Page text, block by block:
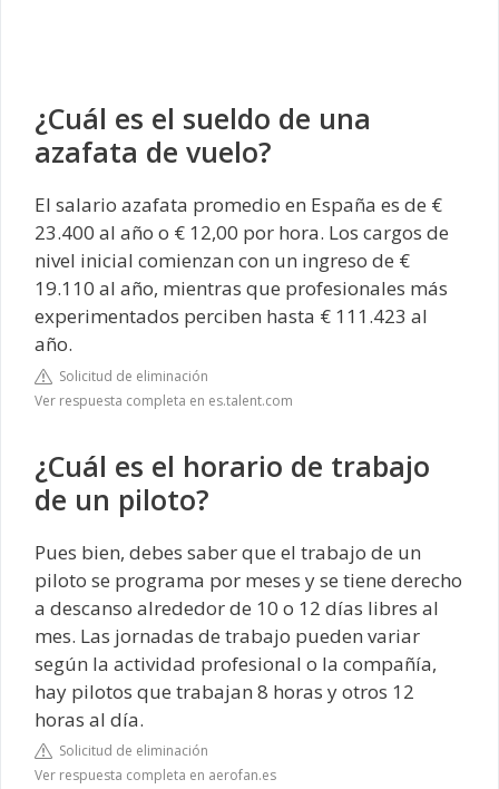
¿Cuál es el sueldo de una
azafata de vuelo?
El salario azafata promedio en España es de €
23.400 al año o € 12,00 por hora. Los cargos de
nivel inicial comienzan con un ingreso de €
19.110 al año, mientras que profesionales más
experimentados perciben hasta € 111.423 al
año.
Solicitud de eliminación
Ver respuesta completa en es.talent.com
¿Cuál es el horario de trabajo
de un piloto?
Pues bien, debes saber que el trabajo de un
piloto se programa por meses y se tiene derecho
a descanso alrededor de 10 o 12 días libres al
mes. Las jornadas de trabajo pueden variar
según la actividad profesional o la compañía,
hay pilotos que trabajan 8 horas y otros 12
horas al día.
Solicitud de eliminación
Ver respuesta completa en aerofan.es